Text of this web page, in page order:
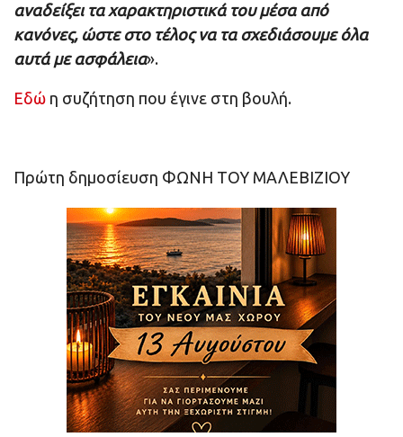
αναδείξει τα χαρακτηριστικά του μέσα από
κανόνες, ώστε στο τέλος να τα σχεδιάσουμε όλα
αυτά με ασφάλεια».
Εδώ η συζήτηση που έγινε στη βουλή.
Πρώτη δημοσίευση ΦΩΝΗ ΤΟΥ ΜΑΛΕΒΙΖΙΟΥ